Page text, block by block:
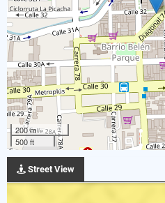
200 m
500 ft
Street View